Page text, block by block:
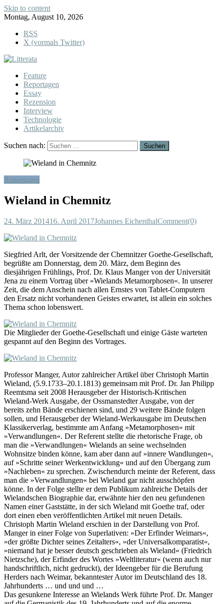
Skip to content
Montag, August 10, 2026
RSS
X (vormals Twitter)
Feature
Reportagen
Essay
Rezension
Interview
Technologie
Artikelarchiv
Suchen nach:
Reportagen
Wieland in Chemnitz
24. März 201416. April 2017Johannes EichenthalComment(0)
Siegfried Arlt, der Vorsitzende der Chemnitzer Goethe-Gesellschaft,
begrüßte am Donnerstag, dem 20. März, dem Beginn des
diesjährigen Frühlings, Prof. Dr. Klaus Manger von der Universität
Jena zu einem Vortrag über »Wielands Metamorphosen«. In unserer
Zeit, die dem Anschein nach allen Ernstes von Tablet-Computern
den Ersatz nicht vorhandenen Geistes erwartet, ist allein ein solches
Thema schon lobenswert.
Die Mitglieder der Goethe-Gesellschaft und einige Gäste warteten
gespannt auf den Beginn des Vortrages.
Professor Manger, Autor zahlreicher Artikel über Christoph Martin
Wieland, (5.9.1733–20.1.1813) gemeinsam mit Prof. Dr. Jan Philipp
Reemtsma seit 2008 Herausgeber der Historisch-Kritischen
Wieland-Werk Ausgabe, der Ossmanstedter Ausgabe, von der
bereits zehn Bände erschienen sind, und 29 weitere Bände folgen
sollen, und Herausgeber der Wieland-Werkausgabe im Deutschen
Klassikerverlag, bestimmte am Anfang »Metamorphosen« mit
»Verwandlungen«. Der Referent stellte die rhetorische Frage, ob
man die »Verwandlungen« Wielands an seine wechselnden
Wohnsitze binden könne, kam aber dann auf »innere Wandlungen«,
auf »Schritte seiner Werkentwicklung« und auf den Übergang zum
»Nachleben« zu sprechen. Zwischendurch meinte der Referent, dass
man die »Verwandlungen« bei Wieland gar nicht ausschöpfen
könne. In der Folge stellte er dem Publikum zahlreiche Details der
Wielandschen Biographie dar, erwähnte hier den neu gefundenen
Namen einer Gaststätte, in der sich Wieland mit Goethe traf, oder
dort einen eben veröffentlichten Artikel mit neuen Details.
Christoph Martin Wieland erschien in der Darstellung von Prof.
Manger in einer Folge von Superlativen: »Der Erfinder Weimars«,
»der größte Dichter seines Zeitalters«, »der Universalkomparatist«,
»niemand hat je besser deutsch geschrieben als Wieland« (Friedrich
Nietzsche), der Erfinder des Wortes »Weltliteratur« (wenn auch nur
handschriftlich, nicht gedruckt), der Ideengeber für die Berufung
Herders nach Weimar, bekanntester Autor im Deutschland des 18.
Jahrhunderts … und und und …
Das gesunkene Interesse an Wielands Werk führte Prof. Dr. Manger